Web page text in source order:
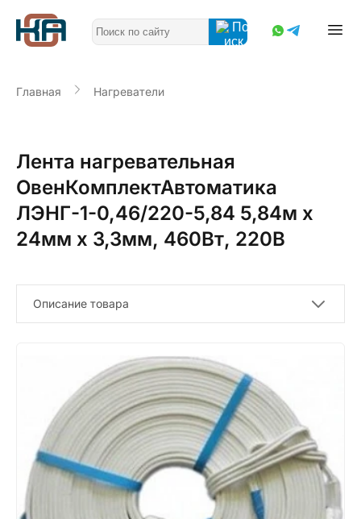
Главная Нагреватели
Лента нагревательная
ОвенКомплектАвтоматика
ЛЭНГ-1-0,46/220-5,84 5,84м х
24мм х 3,3мм, 460Вт, 220В
Описание товара